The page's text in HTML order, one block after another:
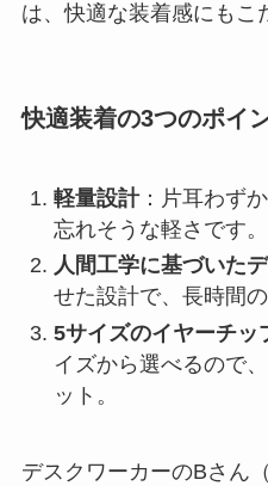
は、快適な装着感にもこ
快適装着の3つのポイ
軽量設計：片耳わず
忘れそうな軽さです。
人間工学に基づいた
せた設計で、長時間
5サイズのイヤーチッ
イズから選べるので
ット。
デスクワーカーのBさん